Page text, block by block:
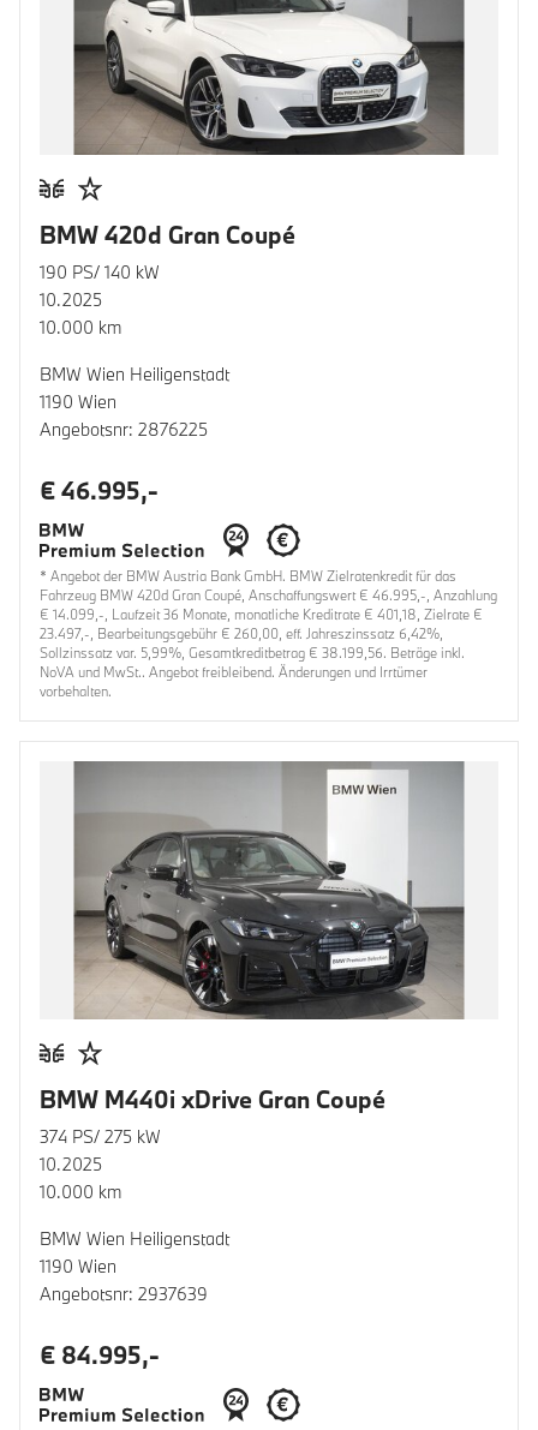
BMW 420d Gran Coupé
190 PS/ 140 kW
10.2025
10.000 km
BMW Wien Heiligenstadt
1190 Wien
Angebotsnr: 2876225
€ 46.995,-
* Angebot der BMW Austria Bank GmbH. BMW Zielratenkredit für das
Fahrzeug BMW 420d Gran Coupé, Anschaffungswert € 46.995,-, Anzahlung
€ 14.099,-, Laufzeit 36 Monate, monatliche Kreditrate € 401,18, Zielrate €
23.497,-, Bearbeitungsgebühr € 260,00, eff. Jahreszinssatz 6,42%,
Sollzinssatz var. 5,99%, Gesamtkreditbetrag € 38.199,56. Beträge inkl.
NoVA und MwSt.. Angebot freibleibend. Änderungen und Irrtümer
vorbehalten.
BMW M440i xDrive Gran Coupé
374 PS/ 275 kW
10.2025
10.000 km
BMW Wien Heiligenstadt
1190 Wien
Angebotsnr: 2937639
€ 84.995,-